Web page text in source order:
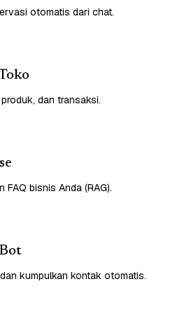
otomatis dari chat.
dan transaksi.
bisnis Anda (RAG).
kumpulkan kontak otomatis.